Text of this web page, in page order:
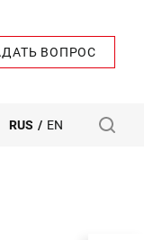
ВОПРОС
RUS / EN